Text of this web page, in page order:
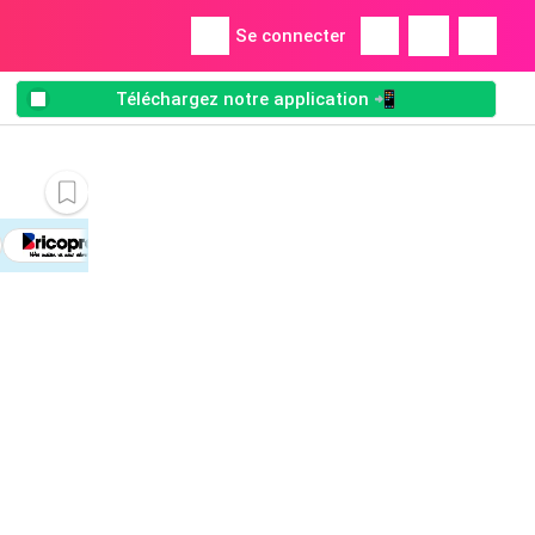
Se connecter
Téléchargez notre application 📲